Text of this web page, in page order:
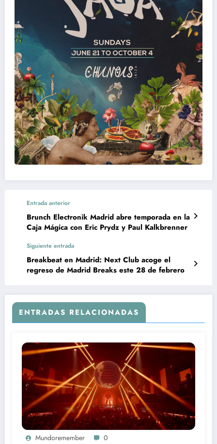
Entrada anterior
Brunch Electronik Madrid abre temporada en la
Caja Mágica con Eric Prydz y Paul Kalkbrenner
Siguiente entrada
Breakbeat en Madrid: Next Club acoge el
regreso de Madrid Breaks este 28 de febrero
ENTRADAS RELACIONADAS
Mundoremember 0